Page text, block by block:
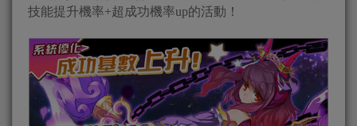
技能提升機率+超成功機率up的活動！